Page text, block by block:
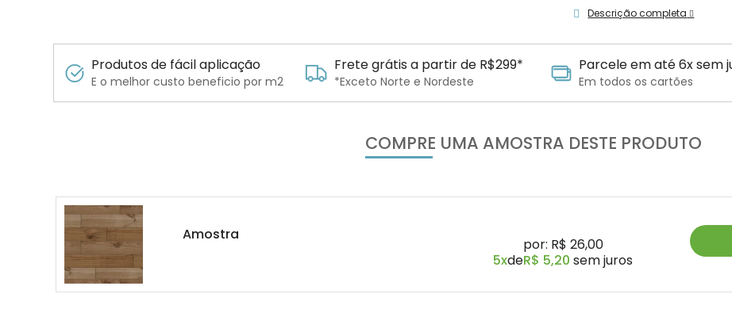
Descrição completa
Produtos de fácil aplicação
E o melhor custo beneficio por m2
Frete grátis a partir de R$299*
*Exceto Norte e Nordeste
Parcele em até 6x sem
Em todos os cartões
COMPRE UMA AMOSTRA DESTE PRODUTO
Amostra
por: R$ 26,00
5xdeR$ 5,20sem juros